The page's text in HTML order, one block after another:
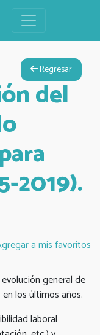
Regresar
del
2019).
a mis favoritos
general de
los últimos años.
laboral